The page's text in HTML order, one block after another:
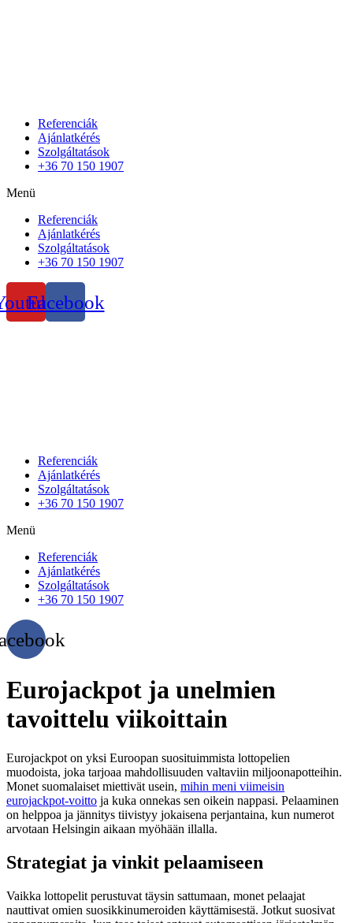
Referenciák
Ajánlatkérés
Szolgáltatások
+36 70 150 1907
Menü
Referenciák
Ajánlatkérés
Szolgáltatások
+36 70 150 1907
Facebook
Referenciák
Ajánlatkérés
Szolgáltatások
+36 70 150 1907
Menü
Referenciák
Ajánlatkérés
Szolgáltatások
+36 70 150 1907
Eurojackpot ja unelmien
tavoittelu viikoittain
Eurojackpot on yksi Euroopan suosituimmista lottopelien
muodoista, joka tarjoaa mahdollisuuden valtaviin miljoonapotteihin.
Monet suomalaiset miettivät usein, mihin meni viimeisin
eurojackpot-voitto ja kuka onnekas sen oikein nappasi. Pelaaminen
on helppoa ja jännitys tiivistyy jokaisena perjantaina, kun numerot
arvotaan Helsingin aikaan myöhään illalla.
Strategiat ja vinkit pelaamiseen
Vaikka lottopelit perustuvat täysin sattumaan, monet pelaajat
nauttivat omien suosikkinumeroiden käyttämisestä. Jotkut suosivat